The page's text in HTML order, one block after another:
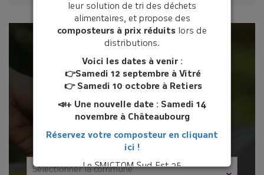
leur solution de tri des déchets
alimentaires, et propose des
composteurs à prix réduits lors de
distributions.
Voici les dates à venir :
👉Samedi 12 septembre à Vitré
👉 Samedi 10 octobre à Retiers
📣+ Une nouvelle date : Samedi 14
novembre à Châteaubourg
Réservez votre composteur en cliquant
ici !
Le SMICTOM Sud Est 35
DANS MA COMMUNE
Recherchez les jours de collecte, les horaires de
déchèterie, ou encore les bornes de collecte dans
votre commune.
Sélectionner la commune